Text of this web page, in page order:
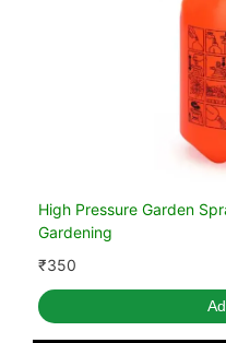
High Pressure Garden
Gardening
₹350